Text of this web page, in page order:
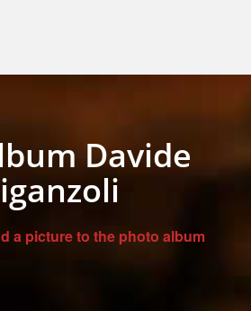
Davide
a picture to the photo album